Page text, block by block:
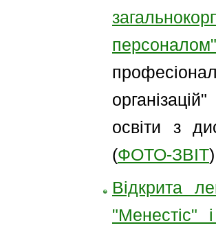
освіти з
(ФОТО-ЗВІТ)
Відкрита
"Менестіс"